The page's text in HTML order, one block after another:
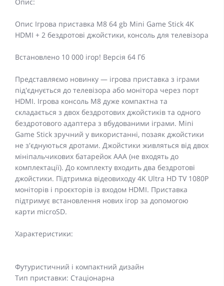
Опис Ігрова приставка M8 64 gb Mini Game Stick 4K
HDMI + 2 бездротові джойстики, консоль для телевізора
Встановлено 10 000 ігор! Версія 64 Гб
Представляємо новинку — ігрова приставка з іграми
під'єднується до телевізора або монітора через порт
HDMI. Ігрова консоль M8 дуже компактна та
складається з двох бездротових джойстиків та одного
бездротового адаптера з вбудованими іграми. Mini
Game Stick зручний у використанні, позаяк джойстики
не з'єднуються дротами. Джойстики живляться від двох
мініпальчикових батарейок ААА (не входять до
комплектації). До комплекту входить два бездротові
джойстики. Підтримка відеовиходу 4K Ultra HD TV 1080P
моніторів і проєкторів із входом HDMI. Приставка
підтримує встановлення нових ігор за допомогою
карти microSD.
Характеристики:
Футуристичний і компактний дизайн
Тип приставки: Стаціонарна